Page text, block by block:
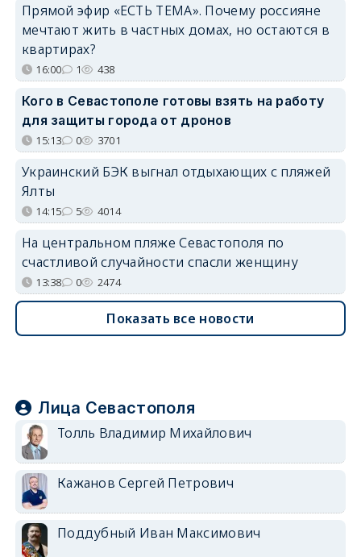
Прямой эфир «ЕСТЬ ТЕМА». Почему россияне
мечтают жить в частных домах, но остаются в
квартирах?
16:00 1 438
Кого в Севастополе готовы взять на работу
для защиты города от дронов
15:13 0 3701
Украинский БЭК выгнал отдыхающих с пляжей
Ялты
14:15 5 4014
На центральном пляже Севастополя по
счастливой случайности спасли женщину
13:38 0 2474
Показать все новости
Лица Севастополя
Толль Владимир Михайлович
Кажанов Сергей Петрович
Поддубный Иван Максимович